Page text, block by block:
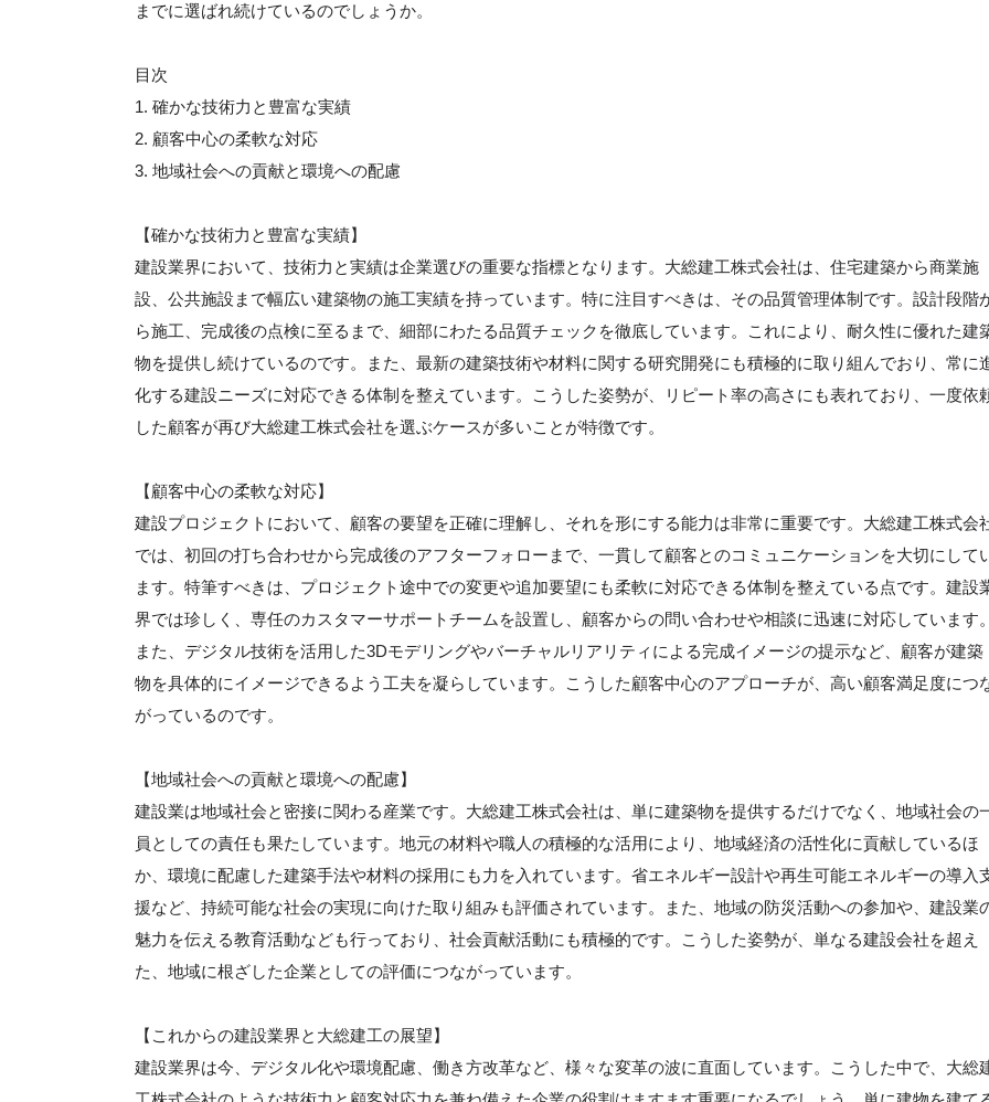
までに選ばれ続けているのでしょうか。
目次
1. 確かな技術力と豊富な実績
2. 顧客中心の柔軟な対応
3. 地域社会への貢献と環境への配慮
【確かな技術力と豊富な実績】
建設業界において、技術力と実績は企業選びの重要な指標となります。大総建工株式会社は、住宅建築から商業施
設、公共施設まで幅広い建築物の施工実績を持っています。特に注目すべきは、その品質管理体制です。設計段階
ら施工、完成後の点検に至るまで、細部にわたる品質チェックを徹底しています。これにより、耐久性に優れた建
物を提供し続けているのです。また、最新の建築技術や材料に関する研究開発にも積極的に取り組んでおり、常に
化する建設ニーズに対応できる体制を整えています。こうした姿勢が、リピート率の高さにも表れており、一度依
した顧客が再び大総建工株式会社を選ぶケースが多いことが特徴です。
【顧客中心の柔軟な対応】
建設プロジェクトにおいて、顧客の要望を正確に理解し、それを形にする能力は非常に重要です。大総建工株式会
では、初回の打ち合わせから完成後のアフターフォローまで、一貫して顧客とのコミュニケーションを大切にして
ます。特筆すべきは、プロジェクト途中での変更や追加要望にも柔軟に対応できる体制を整えている点です。建設
界では珍しく、専任のカスタマーサポートチームを設置し、顧客からの問い合わせや相談に迅速に対応しています。
また、デジタル技術を活用した3Dモデリングやバーチャルリアリティによる完成イメージの提示など、顧客が建築
物を具体的にイメージできるよう工夫を凝らしています。こうした顧客中心のアプローチが、高い顧客満足度につ
がっているのです。
【地域社会への貢献と環境への配慮】
建設業は地域社会と密接に関わる産業です。大総建工株式会社は、単に建築物を提供するだけでなく、地域社会の
員としての責任も果たしています。地元の材料や職人の積極的な活用により、地域経済の活性化に貢献しているほ
か、環境に配慮した建築手法や材料の採用にも力を入れています。省エネルギー設計や再生可能エネルギーの導入
援など、持続可能な社会の実現に向けた取り組みも評価されています。また、地域の防災活動への参加や、建設業
魅力を伝える教育活動なども行っており、社会貢献活動にも積極的です。こうした姿勢が、単なる建設会社を超え
た、地域に根ざした企業としての評価につながっています。
【これからの建設業界と大総建工の展望】
建設業界は今、デジタル化や環境配慮、働き方改革など、様々な変革の波に直面しています。こうした中で、大総